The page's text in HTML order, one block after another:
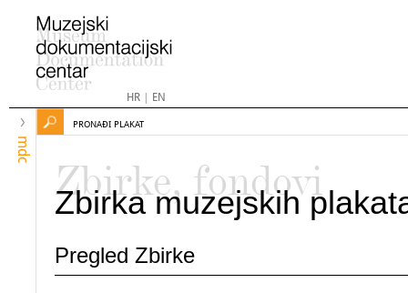
HR| EN
mdc
PRONAĐI PLAKAT
Zbirke, fondovi
Zbirka muzejskih
Pregled Zbirke